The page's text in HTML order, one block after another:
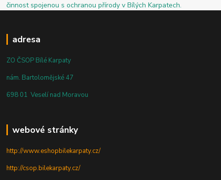
činnost spojenou s ochranou přírody v Bílých Karpatech.
adresa
ZO ČSOP Bílé Karpaty
nám. Bartolomějské 47
698 01 Veselí nad Moravou
webové stránky
http://www.eshopbilekarpaty.cz/
http://csop.bilekarpaty.cz/